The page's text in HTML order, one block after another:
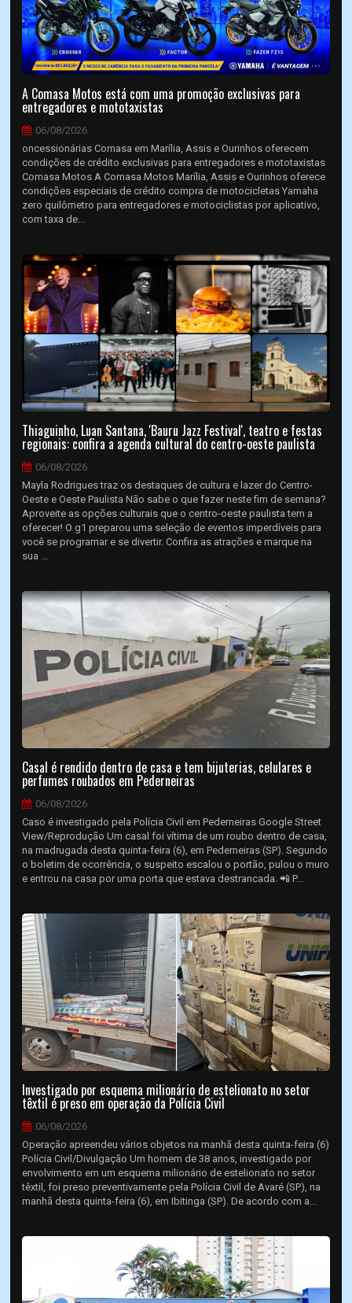
A Comasa Motos está com uma promoção exclusivas para
entregadores e mototaxistas
06/08/2026
oncessionárias Comasa em Marília, Assis e Ourinhos oferecem
condições de crédito exclusivas para entregadores e mototaxistas
Comasa Motos A Comasa Motos Marília, Assis e Ourinhos oferece
condições especiais de crédito compra de motocicletas Yamaha
zero quilômetro para entregadores e motociclistas por aplicativo,
com taxa de...
Thiaguinho, Luan Santana, 'Bauru Jazz Festival', teatro e festas
regionais: confira a agenda cultural do centro-oeste paulista
06/08/2026
Mayla Rodrigues traz os destaques de cultura e lazer do Centro-
Oeste e Oeste Paulista Não sabe o que fazer neste fim de semana?
Aproveite as opções culturais que o centro-oeste paulista tem a
oferecer! O g1 preparou uma seleção de eventos imperdíveis para
você se programar e se divertir. Confira as atrações e marque na
sua ...
Casal é rendido dentro de casa e tem bijuterias, celulares e
perfumes roubados em Pederneiras
06/08/2026
Caso é investigado pela Polícia Civil em Pederneiras Google Street
View/Reprodução Um casal foi vítima de um roubo dentro de casa,
na madrugada desta quinta-feira (6), em Pederneiras (SP). Segundo
o boletim de ocorrência, o suspeito escalou o portão, pulou o muro
e entrou na casa por uma porta que estava destrancada. 📲 P...
Investigado por esquema milionário de estelionato no setor
têxtil é preso em operação da Polícia Civil
06/08/2026
Operação apreendeu vários objetos na manhã desta quinta-feira (6)
Polícia Civil/Divulgação Um homem de 38 anos, investigado por
envolvimento em um esquema milionário de estelionato no setor
têxtil, foi preso preventivamente pela Polícia Civil de Avaré (SP), na
manhã desta quinta-feira (6), em Ibitinga (SP). De acordo com a...